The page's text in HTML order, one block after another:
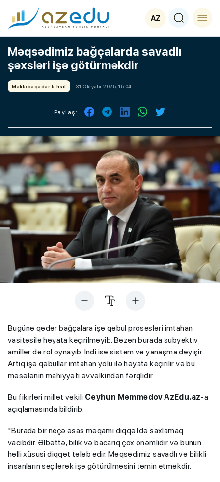
AZ
Məqsədimiz bağçalarda savadlı
şəxsləri işə götürməkdir
Məktəbəqədər təhsil 31 Oktyabr 2025, 15:04
Paylaş:
Bugünə qədər bağçalara işə qəbul prosesləri imtahan
vasitəsilə həyata keçirilməyib. Bəzən burada subyektiv
amillər də rol oynayıb. İndi isə sistem və yanaşma dəyişir.
Artıq işə qəbullar imtahan yolu ilə həyata keçirilir və bu
məsələnin mahiyyəti əvvəlkindən fərqlidir.
Bu fikirləri millət vəkili Ceyhun Məmmədov AzEdu.az-a
açıqlamasında bildirib.
"Burada bir neçə əsas məqamı diqqətdə saxlamaq
vacibdir. Əlbəttə, bilik və bacarıq çox önəmlidir və bunun
həlli xüsusi diqqət tələb edir. Məqsədimiz savadlı və bilikli
insanların seçilərək işə götürülməsini təmin etməkdir.